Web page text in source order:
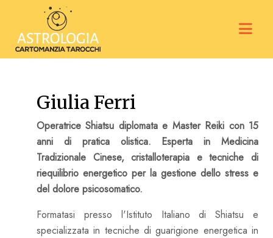
Giulia Ferri
Operatrice Shiatsu diplomata e Master Reiki con 15
anni di pratica olistica. Esperta in Medicina
Tradizionale Cinese, cristalloterapia e tecniche di
riequilibrio energetico per la gestione dello stress e
del dolore psicosomatico.
Formatasi presso l'Istituto Italiano di Shiatsu e
specializzata in tecniche di guarigione energetica in